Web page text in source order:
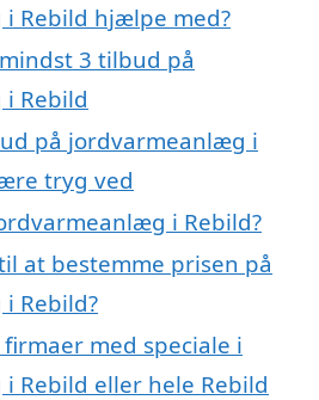
Rebild hjælpe med?
3 tilbud på
Rebild
på jordvarmeanlæg i
tryg ved
i Rebild?
at bestemme prisen på
Rebild?
med speciale i
Rebild eller hele Rebild